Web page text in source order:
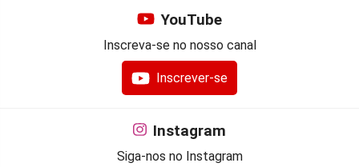
YouTube
Inscreva-se no nosso canal
Inscrever-se
Instagram
Siga-nos no Instagram